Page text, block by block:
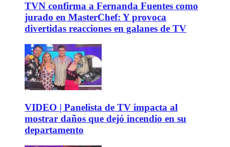
TVN confirma a Fernanda Fuentes como
jurado en MasterChef: Y provoca
divertidas reacciones en galanes de TV
VIDEO | Panelista de TV impacta al
mostrar daños que dejó incendio en su
departamento